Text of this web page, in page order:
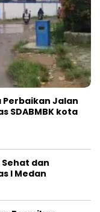
Perbaikan Jalan
SDABMBK kota
dan
I Medan